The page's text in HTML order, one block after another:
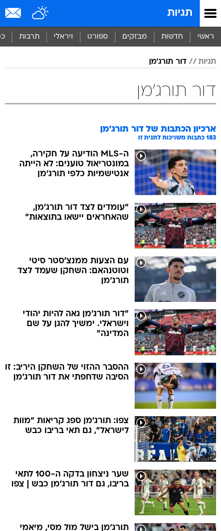
תגיות
ראשי חדשות מבזקים ספורט ויראלי תרבות
תגיות דור תורג'מן
דור תורג'מן
ארכיון הכתבות של דור תורג'מן
183 כתבות משויכות לתגית זו
ה-MLS הודיעה על חקירה,
במונטריאול טוענים: לא הייתה
אנטישמיות כלפי תורג'מן
"עומדים לצד דור תורג'מן,
שהאחראים יישאו בתוצאות"
עם הצעות ממנצ'סטר סיטי
וטוטנהאם: השחקן שעמד לצד
תורג'מן
"דור תורג'מן גאה להיות יהודי
וישראלי. ימשיך להגן על שם
המדינה"
ההסבר ההזוי של השחקן היריב: זו
הסיבה שדחפתי את דור תורג'מן
צפו: תורג'מן ספג קריאות "מוות
לישראל", גם תאי בריבו כבש
שער ניצחון בדקה ה-100 לתאי
בריבו, גם דור תורג'מן כבש | צפו
תורג'מן בישל מול מסי, מיאמי